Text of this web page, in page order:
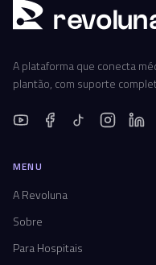
rev
A plataforma que conecta
plantão, com suporte
MENU
A Revoluna
Sobre
Para Hospitais